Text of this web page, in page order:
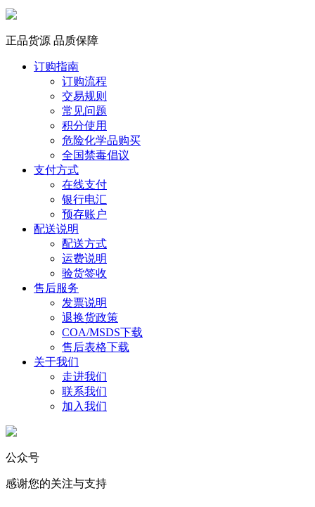
正品货源 品质保障
订购指南
订购流程
交易规则
常见问题
积分使用
危险化学品购买
全国禁毒倡议
支付方式
在线支付
银行电汇
预存账户
配送说明
配送方式
运费说明
验货签收
售后服务
发票说明
退换货政策
COA/MSDS下载
售后表格下载
关于我们
走进我们
联系我们
加入我们
公众号
感谢您的关注与支持